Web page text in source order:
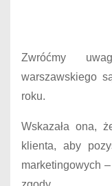
Zwróćmy
warszawskiego
roku.
Wskazała ona,
klienta, aby
marketingowych